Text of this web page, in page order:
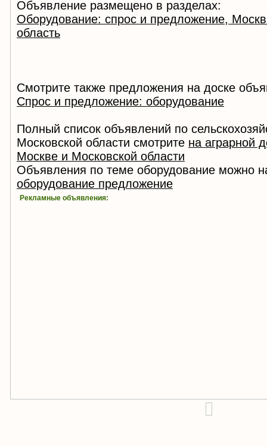
Объявление размещено в разделах:
Оборудование: спрос и предложение,
область
Смотрите также предложения на доске
Спрос и предложение: оборудование
Полный список объявлений по
Московской области смотрите на аграрной
Москве и Московской области
Объявления по теме оборудование можно
оборудование предложение
Рекламные объявления: